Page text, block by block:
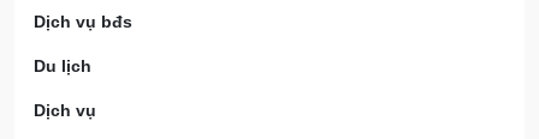
Dịch vụ bđs
Du lịch
Dịch vụ